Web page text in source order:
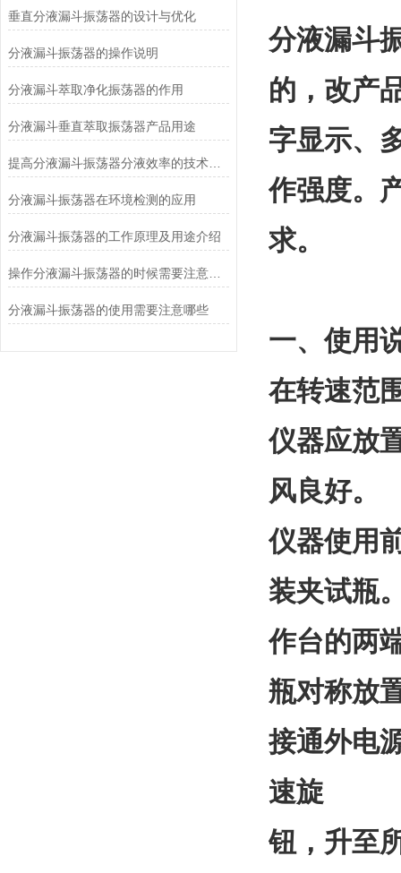
垂直分液漏斗振荡器的设计与优化
分液漏斗振荡器的操作说明
分液漏斗萃取净化振荡器的作用
分液漏斗垂直萃取振荡器产品用途
提高分液漏斗振荡器分液效率的技术创新
分液漏斗振荡器在环境检测的应用
分液漏斗振荡器的工作原理及用途介绍
操作分液漏斗振荡器的时候需要注意以下几点
分液漏斗振荡器的使用需要注意哪些
分液漏斗
的，改产
字显示、
作强度。
求。
一、使用
在转速范
仪器应放
风良好。
仪器使用
装夹试瓶
作台的两
瓶对称放
接通外电
速旋
钮，升至